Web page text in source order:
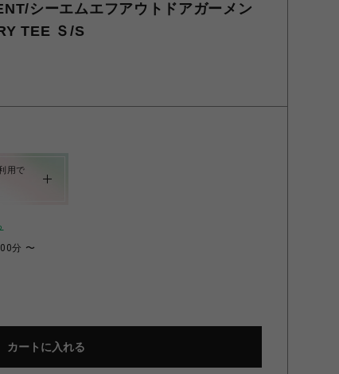
シーエムエフアウトドアガーメン
TEE Ｓ/S
用で
分 〜
カートに入れる